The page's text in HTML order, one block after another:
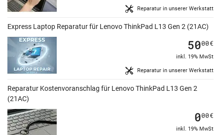
Reparatur in unserer Werkstatt
Express Laptop Reparatur für Lenovo ThinkPad L13 Gen 2 (21AC)
Reparatur in unserer Werkstatt
5000€
inkl. 19% MwSt
Reparatur Kostenvoranschlag für Lenovo ThinkPad L13 Gen 2
(21AC)
000€
inkl. 19% MwSt